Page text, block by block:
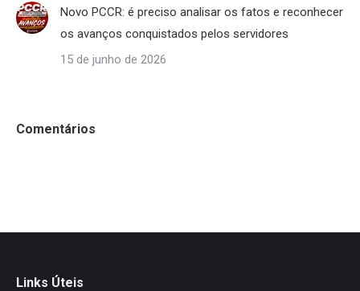
Novo PCCR: é preciso analisar os fatos e reconhecer
os avanços conquistados pelos servidores
15 de junho de 2026
Comentários
Links Úteis